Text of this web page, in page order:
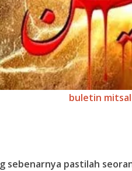
buletin mitsal
sebenarnya pastilah